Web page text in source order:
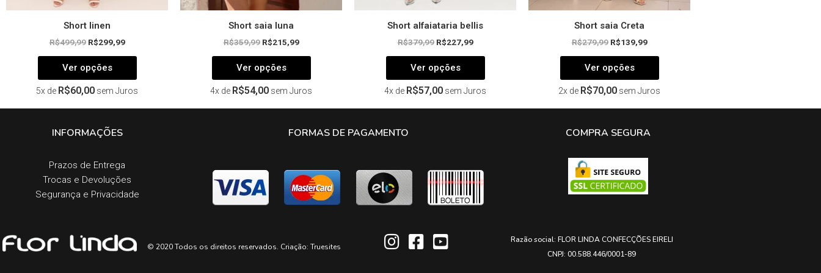
Short linen
R$499,99 R$299,99
Ver opções
5x de R$60,00 sem Juros
Short saia luna
R$359,99 R$215,99
Ver opções
4x de R$54,00 sem Juros
Short alfaiataria bellis
R$379,99 R$227,99
Ver opções
4x de R$57,00 sem Juros
Short saia Creta
R$279,99 R$139,99
Ver opções
2x de R$70,00 sem Juros
INFORMAÇÕES
Prazos de Entrega​
Trocas e Devoluções​
Segurança e Privacidade
FORMAS DE PAGAMENTO COMPRA SEGURA
© 2020 Todos os direitos reservados. Criação: Truesites
Razão social: FLOR LINDA CONFECÇÕES EIRELI
CNPJ: 00.588.446/0001-89